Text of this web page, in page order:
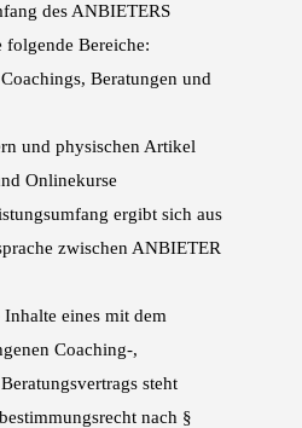
des ANBIETERS
folgende Bereiche:
Beratungen und
und physischen Artikel
Onlinekurse
ergibt sich aus
zwischen ANBIETER
eines mit dem
Coaching-,
steht
nach §